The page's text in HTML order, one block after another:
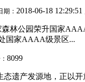
期： 2018-06-18 12:29:51
公园荣升国家
国家AAAA级景区...
8099
遗产发源地，正以